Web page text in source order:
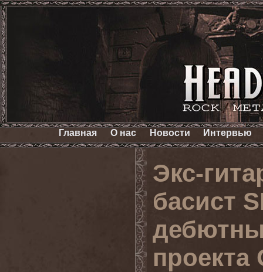
Главная О нас Новости Интервью
Экс-
басист
проекта